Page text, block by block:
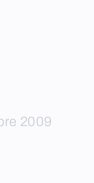
2009